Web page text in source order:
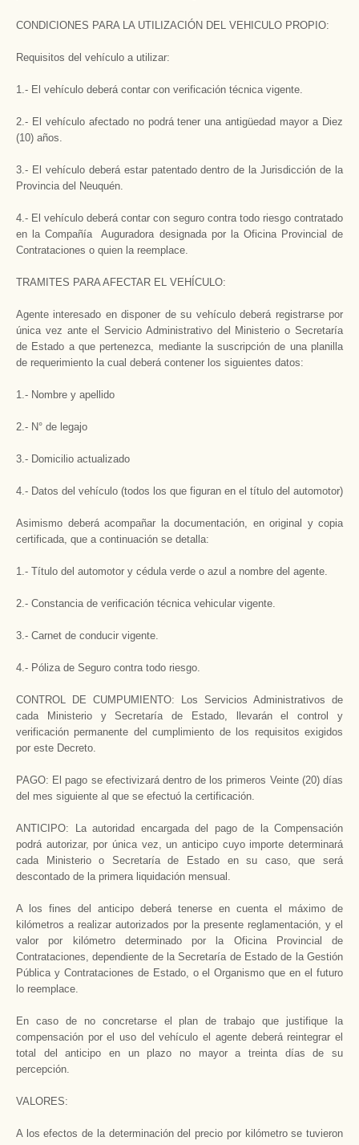
CONDICIONES PARA LA UTILIZACIÓN DEL VEHICULO PROPIO:
Requisitos del vehículo a utilizar:
1.- El vehículo deberá contar con verificación técnica vigente.
2.- El vehículo afectado no podrá tener una antigüedad mayor a Diez
(10) años.
3.- El vehículo deberá estar patentado dentro de la Jurisdicción de la
Provincia del Neuquén.
4.- El vehículo deberá contar con seguro contra todo riesgo contratado
en la Compañía Auguradora designada por la Oficina Provincial de
Contrataciones o quien la reemplace.
TRAMITES PARA AFECTAR EL VEHÍCULO:
Agente interesado en disponer de su vehículo deberá registrarse por
única vez ante el Servicio Administrativo del Ministerio o Secretaría
de Estado a que pertenezca, mediante la suscripción de una planilla
de requerimiento la cual deberá contener los siguientes datos:
1.- Nombre y apellido
2.- N° de legajo
3.- Domicilio actualizado
4.- Datos del vehículo (todos los que figuran en el título del automotor)
Asimismo deberá acompañar la documentación, en original y copia
certificada, que a continuación se detalla:
1.- Título del automotor y cédula verde o azul a nombre del agente.
2.- Constancia de verificación técnica vehicular vigente.
3.- Carnet de conducir vigente.
4.- Póliza de Seguro contra todo riesgo.
CONTROL DE CUMPUMIENTO: Los Servicios Administrativos de
cada Ministerio y Secretaría de Estado, llevarán el control y
verificación permanente del cumplimiento de los requisitos exigidos
por este Decreto.
PAGO: El pago se efectivizará dentro de los primeros Veinte (20) días
del mes siguiente al que se efectuó la certificación.
ANTICIPO: La autoridad encargada del pago de la Compensación
podrá autorizar, por única vez, un anticipo cuyo importe determinará
cada Ministerio o Secretaría de Estado en su caso, que será
descontado de la primera liquidación mensual.
A los fines del anticipo deberá tenerse en cuenta el máximo de
kilómetros a realizar autorizados por la presente reglamentación, y el
valor por kilómetro determinado por la Oficina Provincial de
Contrataciones, dependiente de la Secretaría de Estado de la Gestión
Pública y Contrataciones de Estado, o el Organismo que en el futuro
lo reemplace.
En caso de no concretarse el plan de trabajo que justifique la
compensación por el uso del vehículo el agente deberá reintegrar el
total del anticipo en un plazo no mayor a treinta días de su
percepción.
VALORES:
A los efectos de la determinación del precio por kilómetro se tuvieron